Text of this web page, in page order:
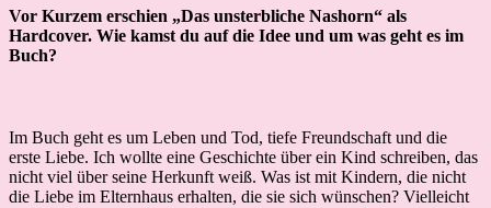
Vor Kurzem erschien „Das unsterbliche Nashorn“ als
Hardcover. Wie kamst du auf die Idee und um was geht es im
Buch?
Im Buch geht es um Leben und Tod, tiefe Freundschaft und die
erste Liebe. Ich wollte eine Geschichte über ein Kind schreiben, das
nicht viel über seine Herkunft weiß. Was ist mit Kindern, die nicht
die Liebe im Elternhaus erhalten, die sie sich wünschen? Vielleicht